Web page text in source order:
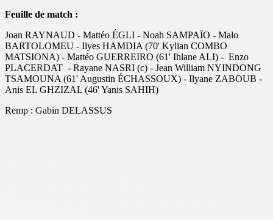
Feuille de match :
Joan ⁠RAYNAUD - ⁠Mattéo ÉGLI - Noah SAMPAÏO - Malo
BARTOLOMEU - ⁠Ilyes HAMDIA (70' Kylian COMBO
MATSIONA) - Mattéo ⁠GUERREIRO (61' Ihlane ALI) - Enzo
⁠PLACERDAT - ⁠Rayane NASRI (c) - ⁠Jean William NYINDONG
TSAMOUNA (61' Augustin ÉCHASSOUX) - Ilyane ZABOUB -
⁠Anis EL GHZIZAL (46' Yanis SAHIH)
Remp : Gabin DELASSUS